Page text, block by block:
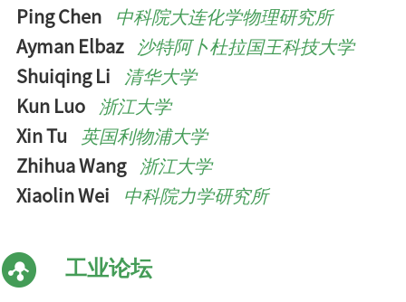
Ping Chen 中科院大连化学物理研究所
Ayman Elbaz 沙特阿卜杜拉国王科技大学
Shuiqing Li
清华大学
Kun Luo 浙江大学
Xin Tu 英国利物浦大学
Zhihua Wang 浙江大学
Xiaolin Wei
中科院力学研究所
工业论坛